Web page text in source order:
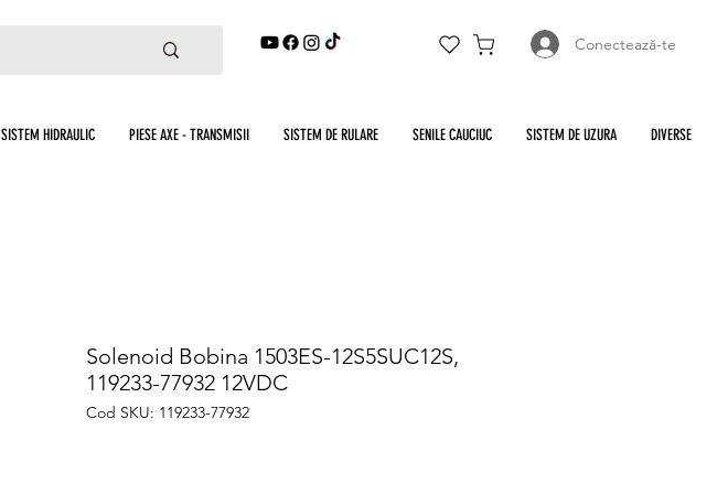
Conectează-te
SISTEM HIDRAULIC PIESE AXE - TRANSMISII SISTEM DE RULARE SENILE CAUCIUC SISTEM DE UZURA DIVERSE
Solenoid Bobina 1503ES-12S5SUC12S,
119233-77932 12VDC
Cod SKU: 119233-77932